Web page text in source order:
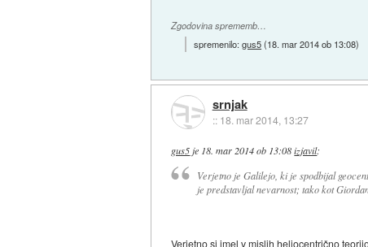
Zgodovina sprememb…
spremenilo:gus5(18. mar 2014 ob 13:08)
srnjak
:: 18. mar 2014, 13:27
gus5je 18. mar 2014 ob 13:08 izjavil:
Verjetno je Galilejo, ki je spodbijal
je predstavljal nevarnost; tako kot
Verjetno si imel v mislih heliocentrično